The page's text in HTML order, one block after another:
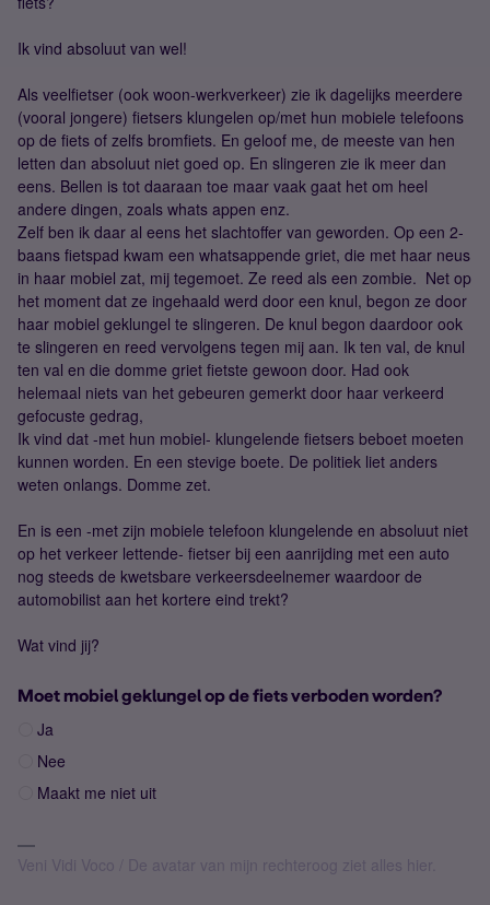
Ik vind absoluut van wel!
Als veelfietser (ook woon-werkverkeer) zie ik dagelijks meerdere
(vooral jongere) fietsers klungelen op/met hun mobiele telefoons
op de fiets of zelfs bromfiets. En geloof me, de meeste van hen
letten dan absoluut niet goed op. En slingeren zie ik meer dan
eens. Bellen is tot daaraan toe maar vaak gaat het om heel
andere dingen, zoals whats appen enz.
Zelf ben ik daar al eens het slachtoffer van geworden. Op een 2-
baans fietspad kwam een whatsappende griet, die met haar neus
in haar mobiel zat, mij tegemoet. Ze reed als een zombie. Net op
het moment dat ze ingehaald werd door een knul, begon ze door
haar mobiel geklungel te slingeren. De knul begon daardoor ook
te slingeren en reed vervolgens tegen mij aan. Ik ten val, de knul
ten val en die domme griet fietste gewoon door. Had ook
helemaal niets van het gebeuren gemerkt door haar verkeerd
gefocuste gedrag,
Ik vind dat -met hun mobiel- klungelende fietsers beboet moeten
kunnen worden. En een stevige boete. De politiek liet anders
weten onlangs. Domme zet.
En is een -met zijn mobiele telefoon klungelende en absoluut niet
op het verkeer lettende- fietser bij een aanrijding met een auto
nog steeds de kwetsbare verkeersdeelnemer waardoor de
automobilist aan het kortere eind trekt?
Wat vind jij?
Moet mobiel geklungel op de fiets verboden worden?
Ja
Nee
Maakt me niet uit
Veni Vidi Voco / De avatar van mijn rechteroog ziet alles hier.